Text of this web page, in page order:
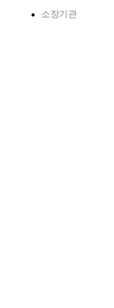
소장기관